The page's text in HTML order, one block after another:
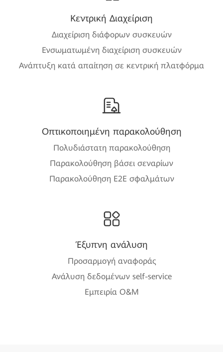
Κεντρική Διαχείριση
Διαχείριση διάφορων συσκευών
Ενσωματωμένη διαχείριση συσκευών
Ανάπτυξη κατά απαίτηση σε κεντρική πλατφόρμα
Οπτικοποιημένη παρακολούθηση
Πολυδιάστατη παρακολούθηση
Παρακολούθηση βάσει σεναρίων
Παρακολούθηση E2E σφαλμάτων
Έξυπνη ανάλυση
Προσαρμογή αναφοράς
Ανάλυση δεδομένων self-service
Εμπειρία O&M